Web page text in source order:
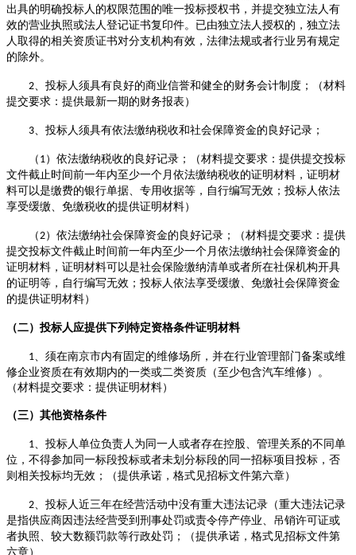
出具的明确投标 人的权限范围的唯一投标授权书，并提交独立法人有
效的营业执照或法人登记证书复印件。已由独立法人授权的，独立法
人取得的相关资质证书对分支机构有效，法律法规或者行业另有规定
的除外。
2、 投标人 须具有良好的商业信誉和健全的财务会计制度 ； （材料
提交要求： 提供最新一期的财务报表）
3 、投标人须具有依法缴纳税收和社会保障资金的良好记录；
（ 1） 依法缴纳税收的良好记录 ； （材料提交要求： 提供提交投标
文件截止时间前一年内至少一个月依法缴纳税收的证明材料 ， 证明材
料可以是缴费的银行单据、专用收据等，自行编写无效；投标人依法
享受缓缴、免缴税收的提供证明材料）
（2） 依法缴纳社会保障资金的良好记录 ； （材料提交要求： 提供
提交投标文件截止时间前一年内至少一个月依法缴纳社会保障资金的
证明材料 ， 证明材料可以是社会保险缴纳清单或者所在社保机构开具
的证明等，自行编写无效；投标人依法享受缓缴、免缴社会保障资金
的提供证明材料）
（二） 投标人应提供下列 特定资格条件证明材料
1 、须在南京市内有固定的维修场所，并在行业管理部门备案或维
修企业资质在有效期内的一类或二类资质（至少包含汽车维修）。
（材料提交要求：提供证明材料）
（三） 其他资格条件
1 投标人 单位负责人为同一人或者存在控股、管理关系的不同单
位， 不得参加同一标段投标或者未划分标段的同一招标项目投标 ，否
则相关投标均无效 ； （提供承诺，格式见招标文件第六章）
2 投标人 近三年在经营活动中没有重大违法记录（重大违法记录
是指供应商因违法经营受到刑事处罚或责令停产停业、吊销许可证或
者执照、较大数额罚款等行政处罚 ； （提供承诺，格式见招标文件第
六章）